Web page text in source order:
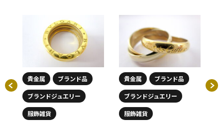
貴金属 ブランド品
ブランドジュエリー
服飾雑貨
貴金属 ブランド品
ブランドジュエリー
服飾雑貨